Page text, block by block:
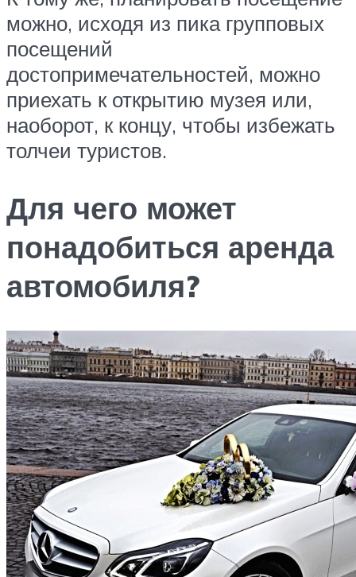
можно, исходя из пика групповых
посещений
достопримечательностей, можно
приехать к открытию музея или,
наоборот, к концу, чтобы избежать
толчеи туристов.
Для чего может
понадобиться аренда
автомобиля?